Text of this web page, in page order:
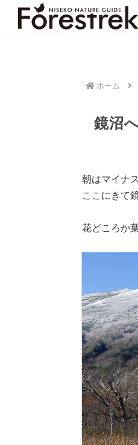
ホーム
鏡沼
朝はマイナ
ここにきて
花どころか